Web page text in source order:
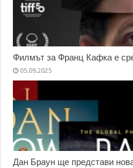
Филмът за Франц Кафка е
05.09.2025
Дан Браун ще представи